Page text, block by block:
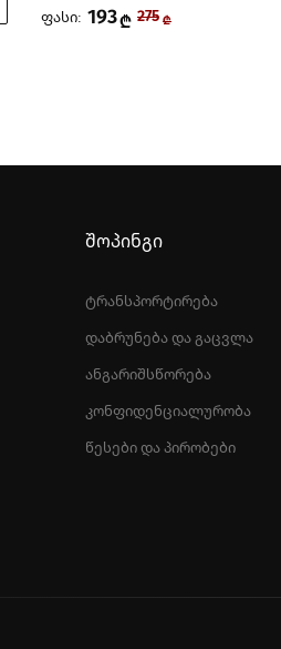
ფასი: 174₾ 249 ₾
შოპინგი
ტრანსპორტირება
დაბრუნება და გაცვლა
ანგარიშსწორება
კონფიდენციალურობა
წესები და პირობები